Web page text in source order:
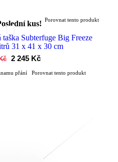
kus! Porovnat tento produkt
Subterfuge Big Freeze
31 x 41 x 30 cm
2 245 Kč
přání Porovnat tento produkt